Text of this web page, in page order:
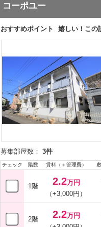
コーポユー
おすすめポイント 嬉しい！この
募集部屋数： 3件
チェック 階数 賃料（＋管理費）
1階 2.2万円
（+3,000円）
2階 2.2万円